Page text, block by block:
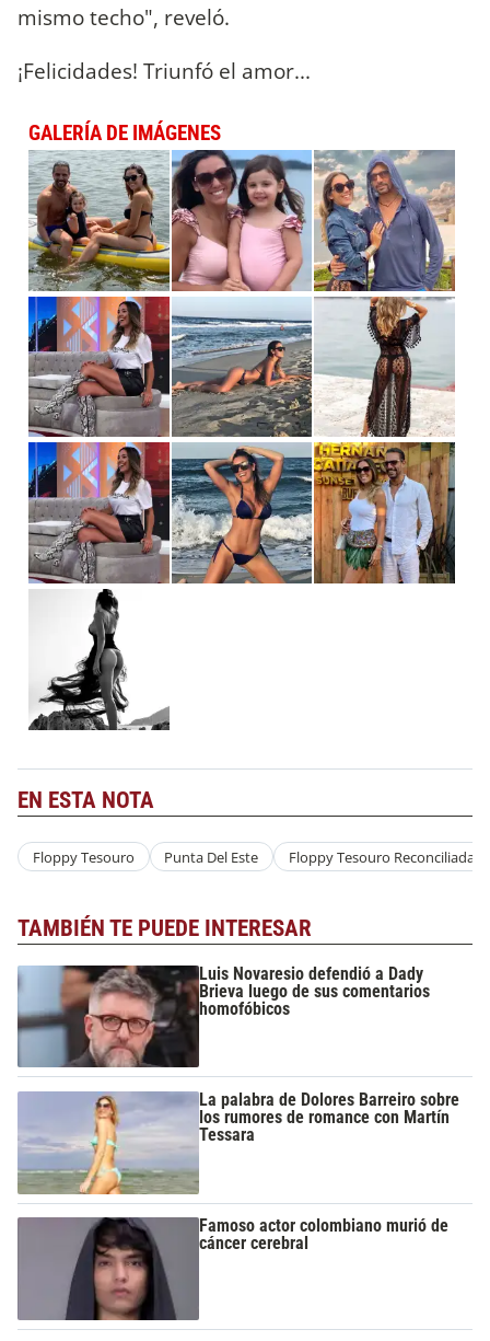
mismo techo", reveló.
¡Felicidades! Triunfó el amor...
GALERÍA DE IMÁGENES
EN ESTA NOTA
Floppy Tesouro Punta Del Este Floppy Tesouro Reconciliada
TAMBIÉN TE PUEDE INTERESAR
Luis Novaresio defendió a Dady
Brieva luego de sus comentarios
homofóbicos
La palabra de Dolores Barreiro sobre
los rumores de romance con Martín
Tessara
Famoso actor colombiano murió de
cáncer cerebral